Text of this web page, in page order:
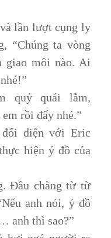
lần lượt cụng ly
“Chúng ta vòng
giao môi nào. Ai
quỷ quái lắm,
rồi đấy nhé.”
đối diện với Eric
hiện ý đồ của
Đầu chàng từ từ
anh nói, ý đồ
anh thì sao?”